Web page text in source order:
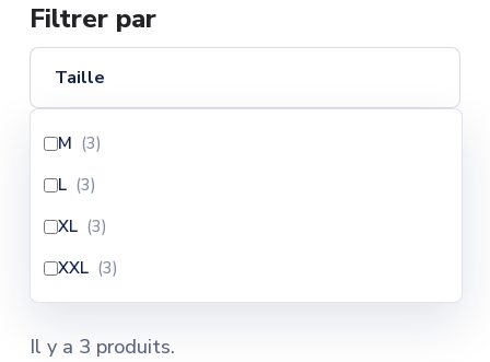
Filtrer par
Taille
M (3)
L (3)
XL (3)
XXL (3)
Il y a 3 produits.